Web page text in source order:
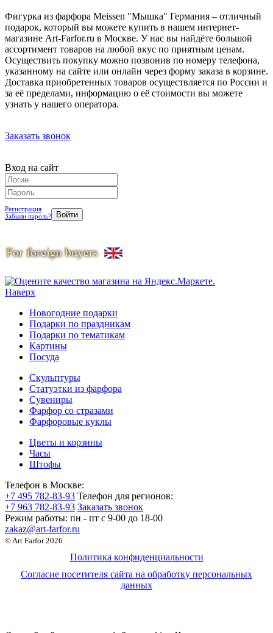
Фигурка из фарфора Meissen "Мышка" Германия – отличный
подарок, который вы можете купить в нашем интернет-
магазине Art-Farfor.ru в Москве. У нас вы найдёте большой
ассортимент товаров на любой вкус по приятным ценам.
Осуществить покупку можно позвонив по номеру телефона,
указанному на сайте или онлайн через форму заказа в корзине.
Доставка приобретенных товаров осуществляется по России и
за её пределами, информацию о её стоимости вы можете
узнать у нашего оператора.
Заказать звонок
Вход на сайт
Регистрация
Забыли пароль?
Наверх
Новогодние подарки
Подарки по праздникам
Подарки по тематикам
Картины
Посуда
Скульптуры
Статуэтки из фарфора
Сувениры
Фарфор со стразами
Фарфоровые куклы
Цветы и корзины
Часы
Штофы
Телефон в Москве:
+7 495 782-83-93 Телефон для регионов:
+7 963 782-83-93 Заказать звонок
Режим работы: пн - пт c 9-00 до 18-00
zakaz@art-farfor.ru
© Art Farfor 2026
Политика конфиденциальности
Согласие посетителя сайта на обработку персональных
данных